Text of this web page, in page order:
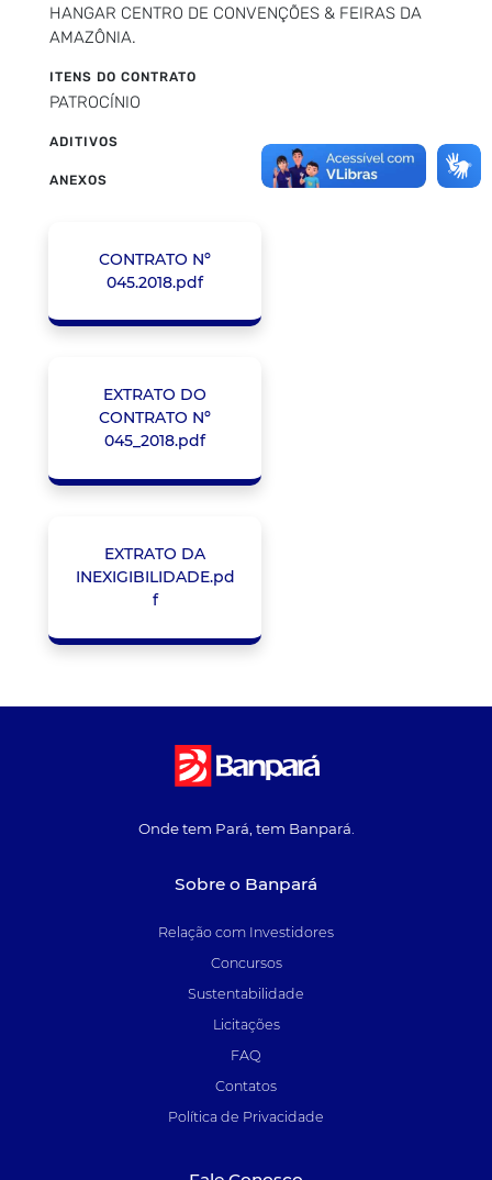
HANGAR CENTRO DE CONVENÇÕES & FEIRAS DA
AMAZÔNIA.
ITENS DO CONTRATO
PATROCÍNIO
ADITIVOS
ANEXOS
CONTRATO Nº
045.2018.pdf
EXTRATO DO
CONTRATO Nº
045_2018.pdf
EXTRATO DA
INEXIGIBILIDADE.pd
f
Onde tem Pará, tem Banpará.
Sobre o Banpará
Relação com Investidores
Concursos
Sustentabilidade
Licitações
FAQ
Contatos
Política de Privacidade